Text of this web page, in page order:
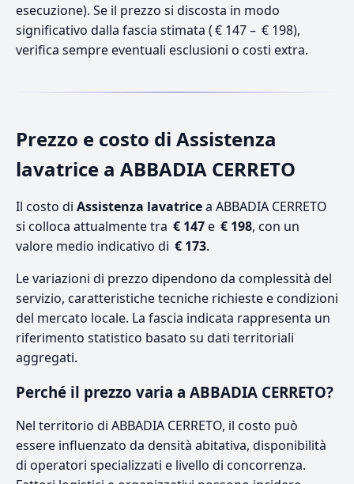
esecuzione). Se il prezzo si discosta in modo
significativo dalla fascia stimata ( € 147 – € 198),
verifica sempre eventuali esclusioni o costi extra.
Prezzo e costo di Assistenza
lavatrice a ABBADIA CERRETO
Il costo di Assistenza lavatricea ABBADIA CERRETO
si colloca attualmente tra € 147e € 198, con un
valore medio indicativo di € 173.
Le variazioni di prezzo dipendono da complessità del
servizio, caratteristiche tecniche richieste e condizioni
del mercato locale. La fascia indicata rappresenta un
riferimento statistico basato su dati territoriali
aggregati.
Perché il prezzo varia a ABBADIA CERRETO?
Nel territorio di ABBADIA CERRETO, il costo può
essere influenzato da densità abitativa, disponibilità
di operatori specializzati e livello di concorrenza.